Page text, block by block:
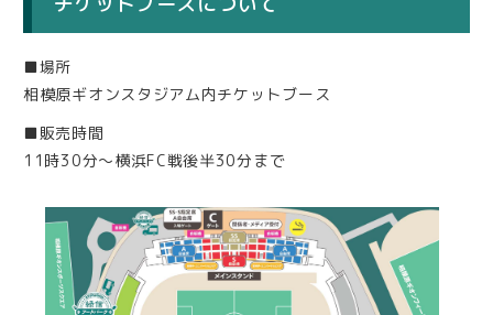
■場所
相模原ギオンスタジアム内チケットブース
■販売時間
11時30分〜横浜FC戦後半30分まで